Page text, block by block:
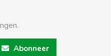
Abonneer